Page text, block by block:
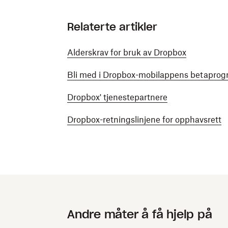
Relaterte artikler
Alderskrav for bruk av Dropbox
Bli med i Dropbox-mobilappens
Dropbox' tjenestepartnere
Dropbox-retningslinjene for opphavsrett
Andre måter å få hjelp på